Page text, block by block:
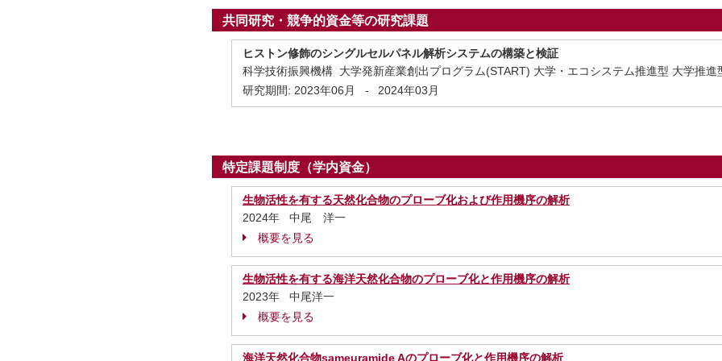
共同研究・競争的資金等の研究課題
ヒストン修飾のシングルセルパネル解析システムの構築と検証
科学技術振興機構 大学発新産業創出プログラム(START) 大学・エコシステム推進型 大学推進
研究期間: 2023年06月 - 2024年03月
特定課題制度（学内資金）
生物活性を有する天然化合物のプローブ化および作用機序の解析
2024年 中尾 洋一
概要を見る
生物活性を有する海洋天然化合物のプローブ化と作用機序の解析
2023年 中尾洋一
概要を見る
海洋天然化合物sameuramide Aのプローブ化と作用機序の解析